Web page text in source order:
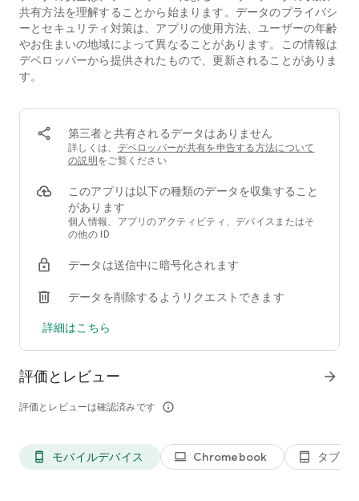
▶どんどん集めたくなる多様な魚たち
・500種類以上の魚をコンプリートしよう！
・各釣り場の図鑑を完成して豪華報酬ゲット！
・魚を水槽に入れて好きなときに鑑賞できる！
・魅せる釣り場の美しい景色！
ニュース＆イベント
公式Facebook : https://www.facebook.com/Com2usholdings
公認LOBI : https://web.lobi.co/game/fishing_super_stars
アプリでご利用のアクセス権限につきましては下記のようにご
案内いたします。
フィッシングスーパースターズのゲームプレイには下記の権限
への許可が必要になります。
通知(任意のアクセス権限)：ゲームに関する通知を受け取るた
※本ゲームは日本語に対応しています。
※スピンオフ版の『LINE 釣りマス』からのプレイデータの引
継ぎはお受けできません。
※ダウンロードやゲーム中の通信時に、別途パケット通信料が
発生することがあります。
共有方法を理解することから始まります。データのプライバシ
ーとセキュリティ対策は、アプリの使用方法、ユーザーの年齢
やお住まいの地域によって異なることがあります。この情報は
デベロッパーから提供されたもので、更新されることがありま
す。
第三者と共有されるデータはありません
詳しくは、 デベロッパーが共有を申告する方法について
の説明 をご覧ください
このアプリは以下の種類のデータを収集すること
があります
個人情報、アプリのアクティビティ、デバイスまたはそ
の他の ID
データは送信中に暗号化されます
データを削除するようリクエストできます
詳細はこちら
評価とレビュー
評価とレビューは確認済みです info_outline
arrow_forward
phone_android モバイルデバイス laptop Chromebook tablet_android タブレ